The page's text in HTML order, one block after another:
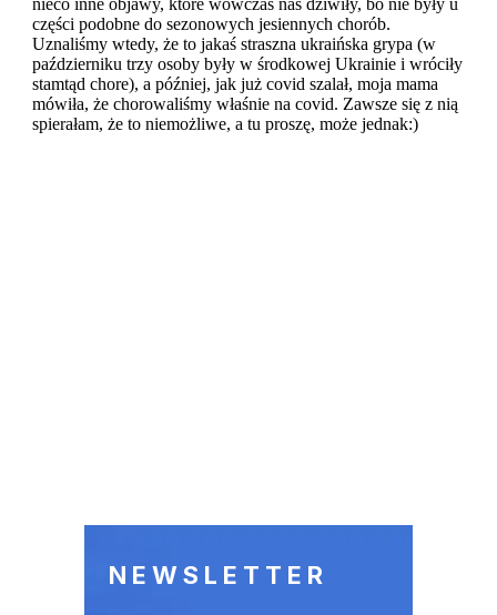
NEWSLETTER